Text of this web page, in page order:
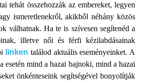
tehát összehozzák az embereket, legyen
ismeretlenekről, akikből néhány közös
válhatnak. Ha te is szívesen segítenéd a
illetve női és férfi kézilabdásainak
linken találod aktuális eseményeinket. A
esetén mind a hazai bajnoki, mind a hazai
önkénteseink segítségével bonyolítják